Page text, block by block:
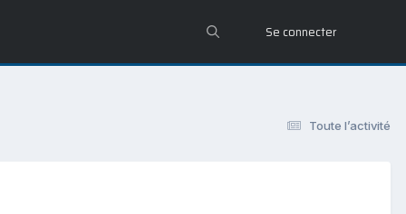
Se connecter
Toute l’activité